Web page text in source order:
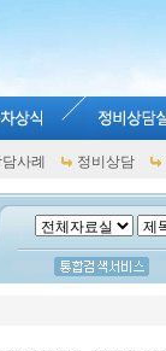
사례 정비상담